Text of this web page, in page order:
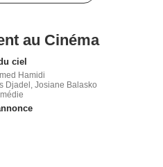
au Cinéma
ciel
Hamidi
Djadel, Josiane Balasko